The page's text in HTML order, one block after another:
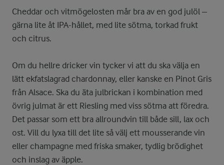
Cheddar och vitmögelosten mår bra av en god julöl –
gärna lite åt IPA-hållet, med lite sötma, torkad frukt
och citrus.
Om du hellre dricker vin tycker vi att du ska välja en
lätt ekfatslagrad chardonnay, eller kanske en Pinot Gris
från Alsace. Ska du äta julbrickan i kombination med
övrig julmat är ett Riesling med viss sötma att föredra.
Det passar som ett bra allroundvin till både sill, lax och
ost. Vill du lyxa till det lite så välj ett mousserande vin
eller champagne med friska smaker, tydlig brödighet
och inslag av äpple.